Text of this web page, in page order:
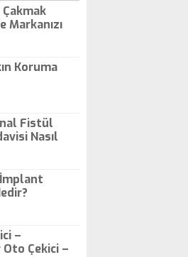
Markanızı
Koruma
Fistül
Nasıl
İmplant
–
Oto Çekici –